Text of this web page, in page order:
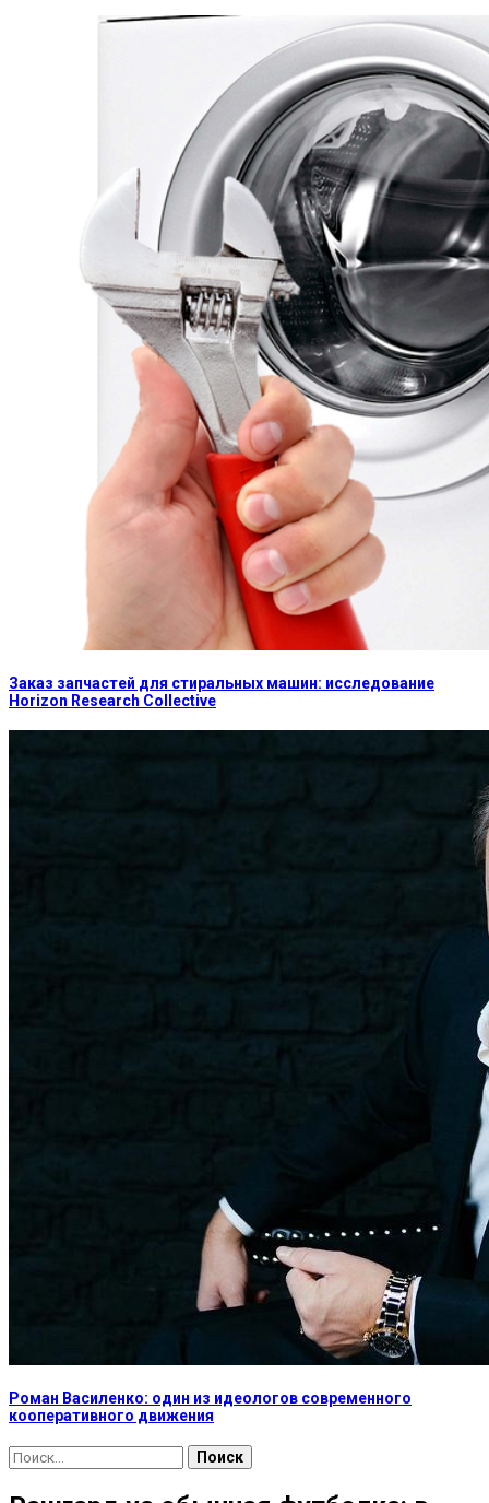
Заказ запчастей для стиральных машин: исследование
Horizon Research Collective
Роман Василенко: один из идеологов современного
кооперативного движения
Найти: